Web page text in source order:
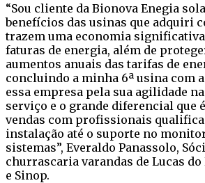
“Sou cliente da Bionova Enegia
benefícios das usinas que adquiri
trazem uma economia
faturas de energia, além de
aumentos anuais das tarifas de
concluindo a minha 6ª usina com
essa empresa pela sua agilidade
serviço e o grande diferencial que
vendas com profissionais
instalação até o suporte no
sistemas”, Everaldo Panassolo,
churrascaria varandas de Lucas do
e Sinop.